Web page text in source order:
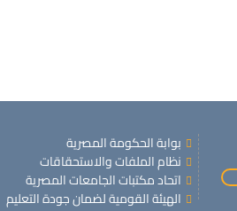
بوابة الحكومة المصرية
نظام الملفات والاستحقاقات
اتحاد مكتبات الجامعات المصرية
الهيئة القومية لضمان جودة التعليم